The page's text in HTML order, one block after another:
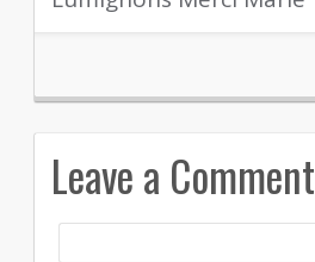
Leave a Comment